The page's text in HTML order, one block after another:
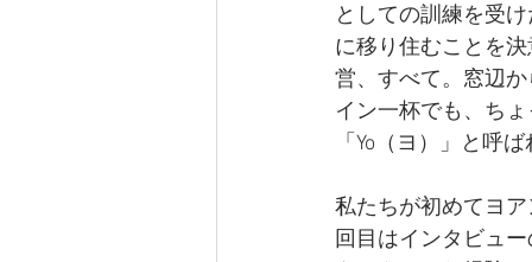
としての訓練を受
に移り住むことを
営、すべて。窓辺
イン一杯でも、ち
「Yo（ヨ）」と呼
私たちが初めてヨ
回目はインタビュ